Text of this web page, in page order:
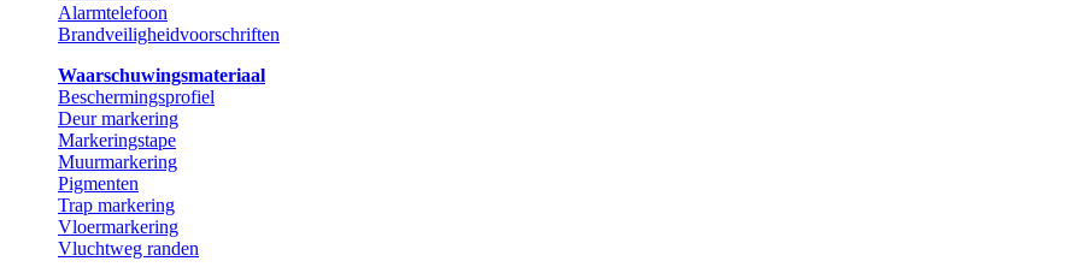
Alarmtelefoon
Brandveiligheidvoorschriften
Waarschuwingsmateriaal
Beschermingsprofiel
Deur markering
Markeringstape
Muurmarkering
Pigmenten
Trap markering
Vloermarkering
Vluchtweg randen